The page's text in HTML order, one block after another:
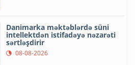
Danimarka məktəblərdə süni
intellektdən istifadəyə nəzarəti
sərtləşdirir
08-08-2026